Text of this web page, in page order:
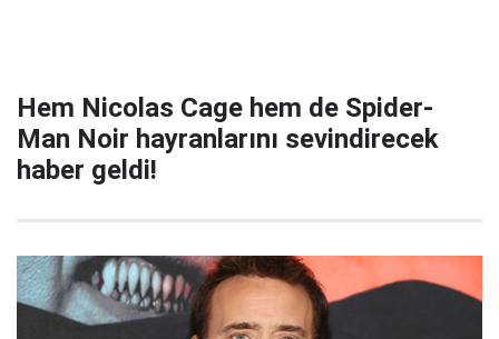
Hem Nicolas Cage hem de Spider-
Man Noir hayranlarını sevindirecek
haber geldi!